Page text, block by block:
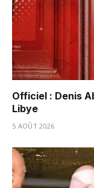
Officiel : Denis
Libye
5 AOÛT 2026